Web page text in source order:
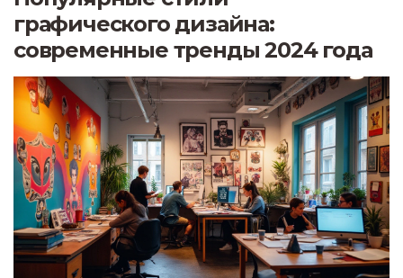
графического дизайна:
современные тренды 2024 года